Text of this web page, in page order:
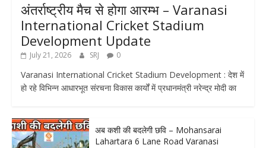
अंतर्राष्ट्रीय मैच से होगा आरम्भ – Varanasi
International Cricket Stadium
Development Update
July 21, 2026 SRJ 0
Varanasi International Cricket Stadium Development : देश में
हो रहे विभिन्न आधारभूत संरचना विकास कार्यों में प्रधानमंत्री नरेन्द्र मोदी का
अब कशी की बदलेगी छवि – Mohansarai
Lahartara 6 Lane Road Varanasi